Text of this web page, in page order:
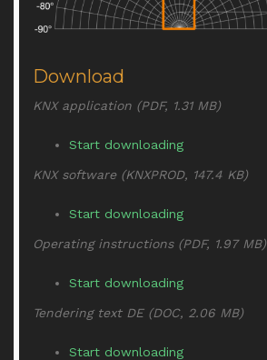
Download
KNX application (PDF, 1.31 MB)
Start downloading
KNX software (KNXPROD, 147.4 KB)
Start downloading
Operating instructions (PDF, 1.97 MB)
Start downloading
Tendering text DE (DOC, 2.06 MB)
Start downloading